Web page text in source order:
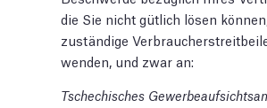
die Sie nicht gütlich lösen
zuständige
wenden, und zwar an:
Tschechisches